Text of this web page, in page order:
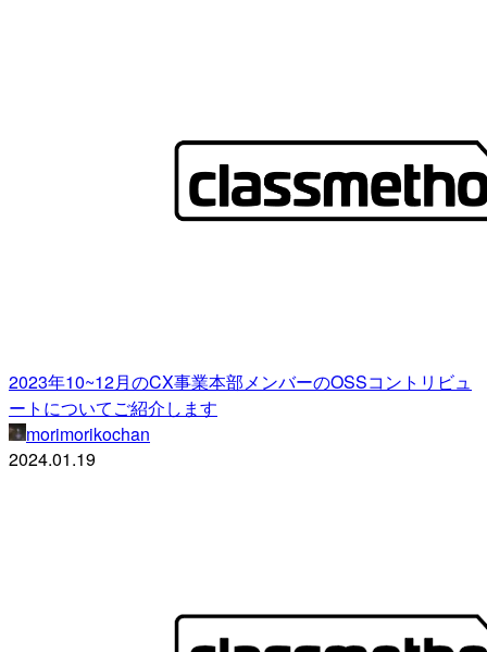
2023年10~12月のCX事業本部メンバーのOSSコントリビュ
ートについてご紹介します
morimorikochan
2024.01.19